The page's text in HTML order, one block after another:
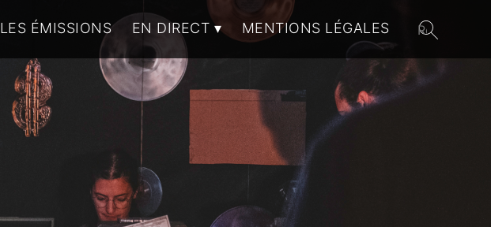
LES ÉMISSIONS EN DIRECT MENTIONS LÉGALES